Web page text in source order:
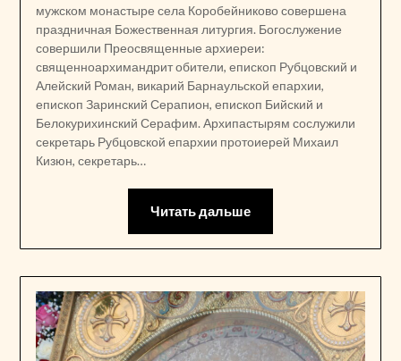
мужском монастыре села Коробейниково совершена
праздничная Божественная литургия. Богослужение
совершили Преосвященные архиереи:
священноархимандрит обители, епископ Рубцовский и
Алейский Роман, викарий Барнаульской епархии,
епископ Заринский Серапион, епископ Бийский и
Белокурихинский Серафим. Архипастырям сослужили
секретарь Рубцовской епархии протоиерей Михаил
Кизюн, секретарь…
Читать дальше